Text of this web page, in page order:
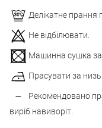
Делікатне прання
Не відбілювати.
Машинна сушка
Прасувати за
Рекомендовано
виріб навиворіт.